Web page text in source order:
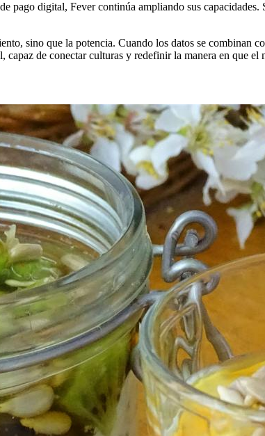
digital, Fever continúa ampliando sus capacidades.
sino que la potencia. Cuando los datos se combinan
de conectar culturas y redefinir la manera en que